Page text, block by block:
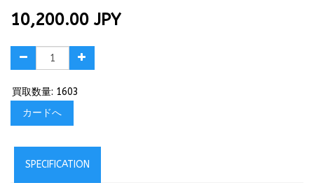
10,200.00 JPY
買取数量: 1603
カードへ
SPECIFICATION